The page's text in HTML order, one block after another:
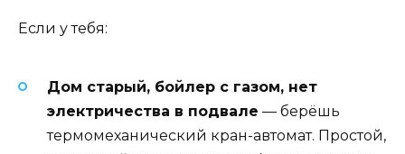
Если у тебя:
Дом старый, бойлер с газом, нет
электричества в подвале — берёшь
термомеханический кран-автомат. Простой,